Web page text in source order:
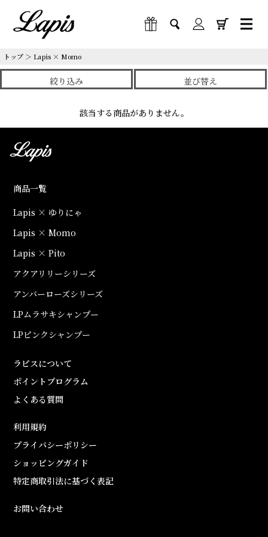
トップ ＞ Lapis × Momo
絞り込み 並び替え
該当する商品がありません。
商品一覧
Lapis × ゆりにゃ
Lapis × Momo
Lapis × Pito
アクアリリーシリーズ
アンバーローズシリーズ
LPムラサキシャンプー
LPピンクシャンプー
ラピスについて
ポイントプログラム
よくある質問
利用規約
プライバシーポリシー
ショッピングガイド
特定商取引法に基づく表記
お問い合わせ